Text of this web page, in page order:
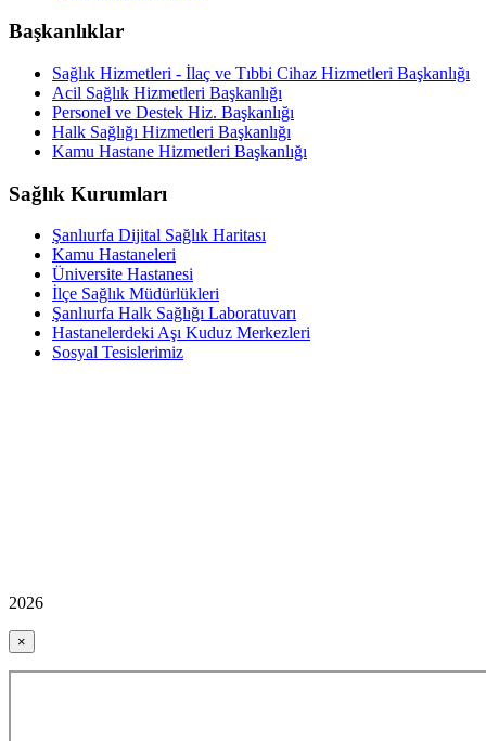
Başkanlıklar
Sağlık Hizmetleri - İlaç ve Tıbbi Cihaz Hizmetleri Başkanlığı
Acil Sağlık Hizmetleri Başkanlığı
Personel ve Destek Hiz. Başkanlığı
Halk Sağlığı Hizmetleri Başkanlığı
Kamu Hastane Hizmetleri Başkanlığı
Sağlık Kurumları
Şanlıurfa Dijital Sağlık Haritası
Kamu Hastaneleri
Üniversite Hastanesi
İlçe Sağlık Müdürlükleri
Şanlıurfa Halk Sağlığı Laboratuvarı
Hastanelerdeki Aşı Kuduz Merkezleri
Sosyal Tesislerimiz
2026
×